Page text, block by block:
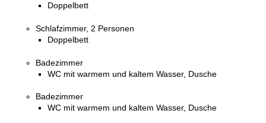
Doppelbett
Schlafzimmer, 2 Personen
Doppelbett
Badezimmer
WC mit warmem und kaltem Wasser, Dusche
Badezimmer
WC mit warmem und kaltem Wasser, Dusche